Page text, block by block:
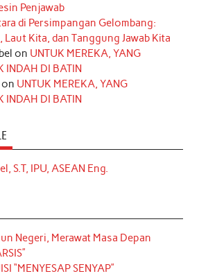
Penjawab
di Persimpangan Gelombang:
Kita, dan Tanggung Jawab Kita
on UNTUK MEREKA, YANG
INDAH DI BATIN
on UNTUK MEREKA, YANG
INDAH DI BATIN
S.T, IPU, ASEAN Eng.
Negeri, Merawat Masa Depan
“MENYESAP SENYAP”